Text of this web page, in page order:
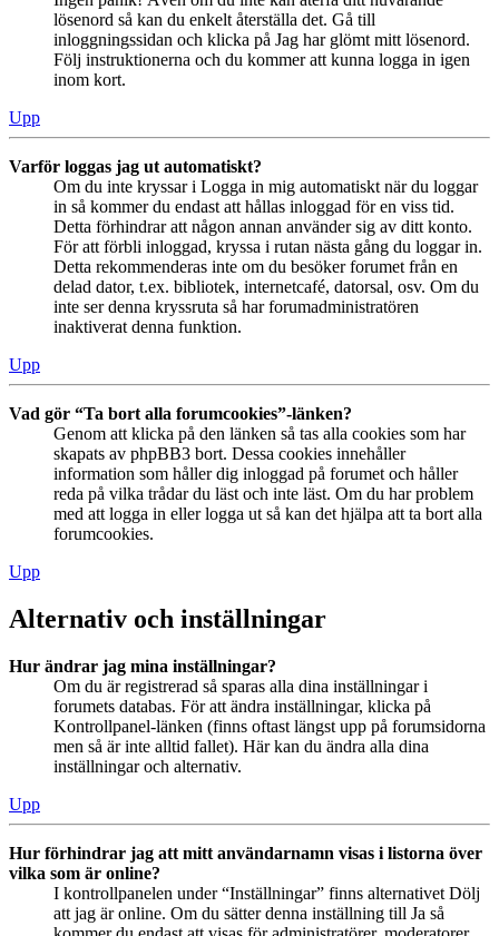
lösenord så kan du enkelt återställa det. Gå till
inloggningssidan och klicka på Jag har glömt mitt lösenord.
Följ instruktionerna och du kommer att kunna logga in igen
inom kort.
Upp
Varför loggas jag ut automatiskt?
Om du inte kryssar i Logga in mig automatiskt när du loggar
in så kommer du endast att hållas inloggad för en viss tid.
Detta förhindrar att någon annan använder sig av ditt konto.
För att förbli inloggad, kryssa i rutan nästa gång du loggar in.
Detta rekommenderas inte om du besöker forumet från en
delad dator, t.ex. bibliotek, internetcafé, datorsal, osv. Om du
inte ser denna kryssruta så har forumadministratören
inaktiverat denna funktion.
Upp
Vad gör “Ta bort alla forumcookies”-länken?
Genom att klicka på den länken så tas alla cookies som har
skapats av phpBB3 bort. Dessa cookies innehåller
information som håller dig inloggad på forumet och håller
reda på vilka trådar du läst och inte läst. Om du har problem
med att logga in eller logga ut så kan det hjälpa att ta bort alla
forumcookies.
Upp
Alternativ och inställningar
Hur ändrar jag mina inställningar?
Om du är registrerad så sparas alla dina inställningar i
forumets databas. För att ändra inställningar, klicka på
Kontrollpanel-länken (finns oftast längst upp på forumsidorna
men så är inte alltid fallet). Här kan du ändra alla dina
inställningar och alternativ.
Upp
Hur förhindrar jag att mitt användarnamn visas i listorna över
vilka som är online?
I kontrollpanelen under “Inställningar” finns alternativet Dölj
att jag är online. Om du sätter denna inställning till Ja så